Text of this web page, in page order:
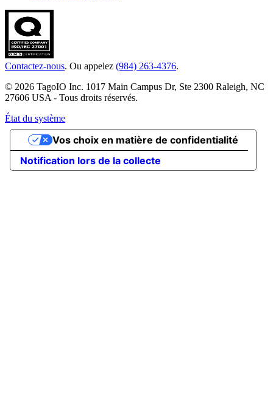
Contactez-nous. Ou appelez (984) 263-4376.
© 2026 TagoIO Inc. 1017 Main Campus Dr, Ste 2300 Raleigh, NC
27606 USA - Tous droits réservés.
État du système
Notification lors de la collecte
Vos choix en matière de confidentialité